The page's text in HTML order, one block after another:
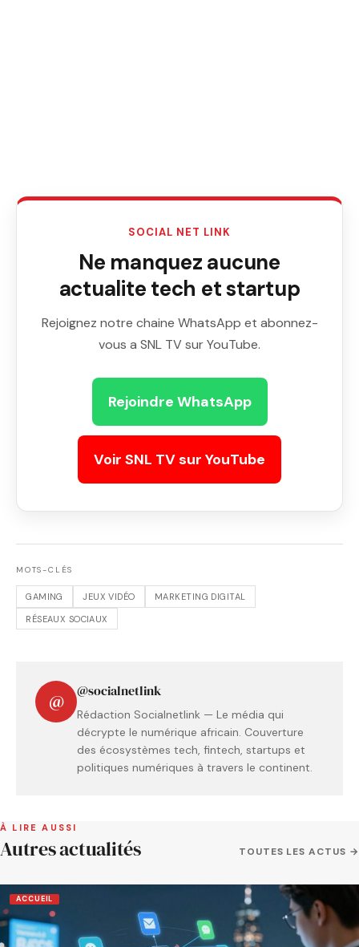
SOCIAL NET LINK
Ne manquez aucune
actualite tech et startup
Rejoignez notre chaine WhatsApp et abonnez-
vous a SNL TV sur YouTube.
Rejoindre WhatsApp
Voir SNL TV sur YouTube
MOTS-CLÉS
GAMING JEUX VIDÉO
MARKETING DIGITAL
RÉSEAUX SOCIAUX
@ @socialnetlink
Rédaction Socialnetlink — Le média qui
décrypte le numérique africain. Couverture
des écosystèmes tech, fintech, startups et
politiques numériques à travers le continent.
À LIRE AUSSI
Autres actualités TOUTES LES ACTUS →
ACCUEIL